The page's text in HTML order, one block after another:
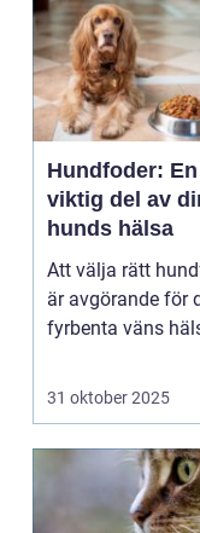
Hundfoder: En
viktig del av
hunds hälsa
Att välja rätt
är avgörande för
fyrbenta väns
31 oktober 2025